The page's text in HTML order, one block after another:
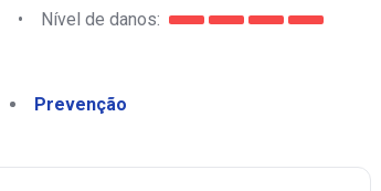
• Nível de danos:
Prevenção